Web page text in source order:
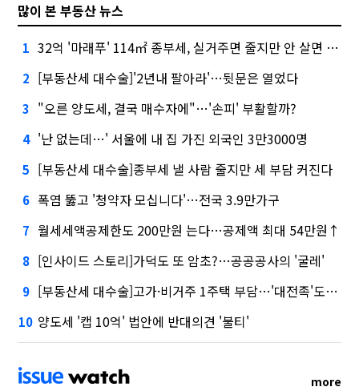
많이 본 부동산 뉴스
1 32억 '마래푸' 114㎡ 종부세, 실거주면 줄지만 안 살면 2.5배
2 [부동산세 대수술]'2년내 팔아라'…뒷문은 열었다
3 "오른 양도세, 결국 매수자에"…'손피' 부활할까?
4 '난 없는데…' 서울에 내 집 가진 외국인 3만3000명
5 [부동산세 대수술]종부세 낼 사람 줄지만 세 부담 커진다
6 폭염 뚫고 '청약자 모십니다'…전국 3.9만가구
7 월세세액공제한도 200만원 는다…공제액 최대 54만원↑
8 [인사이드 스토리]가덕도 또 암초?…공공공사의 '굴레'
9 [부동산세 대수술]고가·비거주 1주택 부담…'대전족'도 불똥
10 양도세 '캡 10억' 법안에 반대의견 '불티'
more